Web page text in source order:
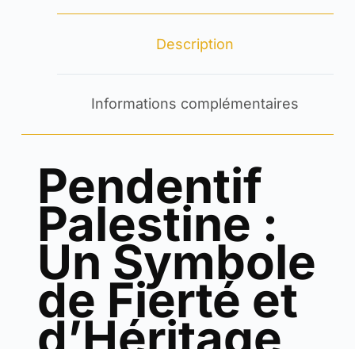
Description
Informations complémentaires
Pendentif
Palestine :
Un Symbole
de Fierté et